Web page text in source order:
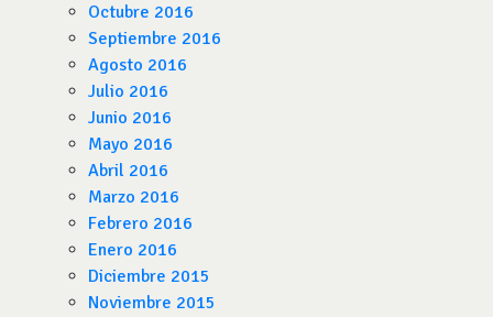
Octubre 2016
Septiembre 2016
Agosto 2016
Julio 2016
Junio 2016
Mayo 2016
Abril 2016
Marzo 2016
Febrero 2016
Enero 2016
Diciembre 2015
Noviembre 2015